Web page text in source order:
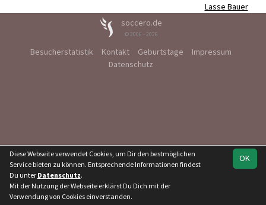
Lasse Bauer
soccero.de
© 2006 - 2026
Besucherstatistik Kontakt Geburtstage
Impressum
Datenschutz
OK
Diese Webseite verwendet Cookies, um Dir den bestmöglichen
Service bieten zu können. Entsprechende Informationen findest
Du unter Datenschutz.
Mit der Nutzung der Webseite erklärst Du Dich mit der
Verwendung von Cookies einverstanden.